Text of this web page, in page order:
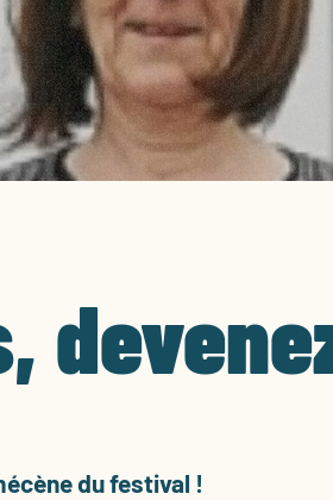
du festival !